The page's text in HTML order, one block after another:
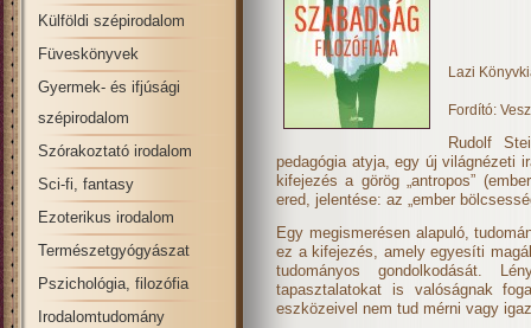
Külföldi szépirodalom
Füveskönyvek
Gyermek- és ifjúsági
szépirodalom
Szórakoztató irodalom
Sci-fi, fantasy
Ezoterikus irodalom
Természetgyógyászat
Pszichológia, filozófia
Irodalomtudomány
Lazi
Fordító:
Rudolf
pedagógia atyja, egy új világnézeti
kifejezés a görög „antropos”
ered, jelentése: az „ember
Egy megismerésen alapuló,
ez a kifejezés, amely egyesíti
tudományos gondolkodását.
tapasztalatokat is valóságnak
eszközeivel nem tud mérni vagy